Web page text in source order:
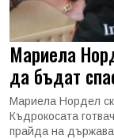
Мариела
да бъдат
Мариела Нордел
Къдрокосата
прайда на